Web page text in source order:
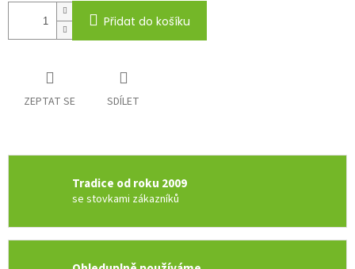
Přidat do košíku
ZEPTAT SE SDÍLET
Tradice od roku 2009
se stovkami zákazníků